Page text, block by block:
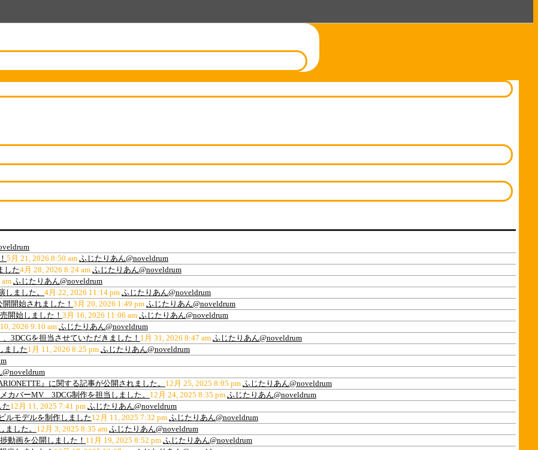
5月 21, 2026 8:50 am ふじたりあん@noveldrum
した4月 28, 2026 8:24 am ふじたりあん@noveldrum
ふじたりあん@noveldrum
ました。 4月 22, 2026 11:14 pm ふじたりあん@noveldrum
開始されました！ 3月 20, 2026 1:49 pm ふじたりあん@noveldrum
開始しました！ 3月 16, 2026 11:06 am ふじたりあん@noveldrum
2026 9:10 amふじたりあん@noveldrum
3DCGを担当させていただきました！ 1月 31, 2026 8:47 am ふじたりあん@noveldrum
ました1月 11, 2026 8:25 pm ふじたりあん@noveldrum
』に関する記事が公開されました。 12月 25, 2025 8:05 pm ふじたりあん@noveldrum
メカバーMV 3DCG制作を担当しました。 12月 24, 2025 8:35 pm ふじたりあん@noveldrum
た12月 11, 2025 7:41 pm ふじたりあん@noveldrum
ルモデルを制作しました12月 11, 2025 7:32 pm ふじたりあん@noveldrum
ました。 12月 3, 2025 8:35 am ふじたりあん@noveldrum
動画を公開しました！ 11月 19, 2025 8:52 pm ふじたりあん@noveldrum